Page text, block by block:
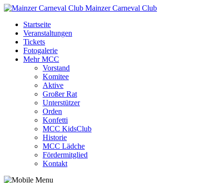
Mainzer Carneval Club
Startseite
Veranstaltungen
Tickets
Fotogalerie
Mehr MCC
Vorstand
Komitee
Aktive
Großer Rat
Unterstützer
Orden
Konfetti
MCC KidsClub
Historie
MCC Lädche
Fördermitglied
Kontakt